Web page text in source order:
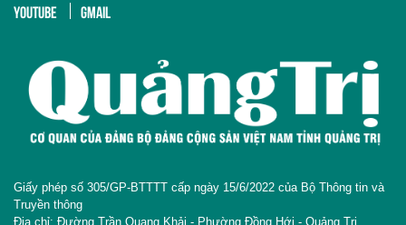
YOUTUBE
GMAIL
Giấy phép số 305/GP-BTTTT cấp ngày 15/6/2022 của Bộ Thông tin và
Truyền thông
Địa chỉ: Đường Trần Quang Khải - Phường Đồng Hới - Quảng Trị.